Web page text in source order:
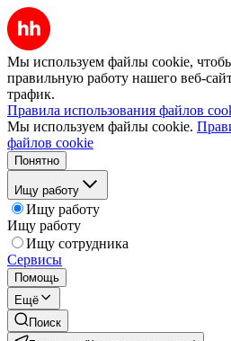
Мы используем файлы cookie,
правильную работу нашего веб-
трафик.
Правила использования файлов
Мы используем файлы cookie.
файлов cookie
Понятно
Ищу работу
Ищу работу
Ищу работу
Ищу сотрудника
Сервисы
Помощь
Ещё
Поиск